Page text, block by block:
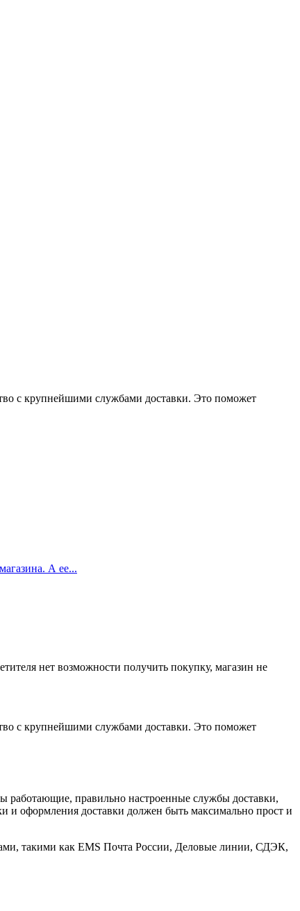
с крупнейшими службами доставки. Это поможет
А ее...
нет возможности получить покупку, магазин не
с крупнейшими службами доставки. Это поможет
работающие, правильно настроенные службы доставки,
и оформления доставки должен быть максимально прост и
такими как EMS Почта России, Деловые линии, СДЭК,